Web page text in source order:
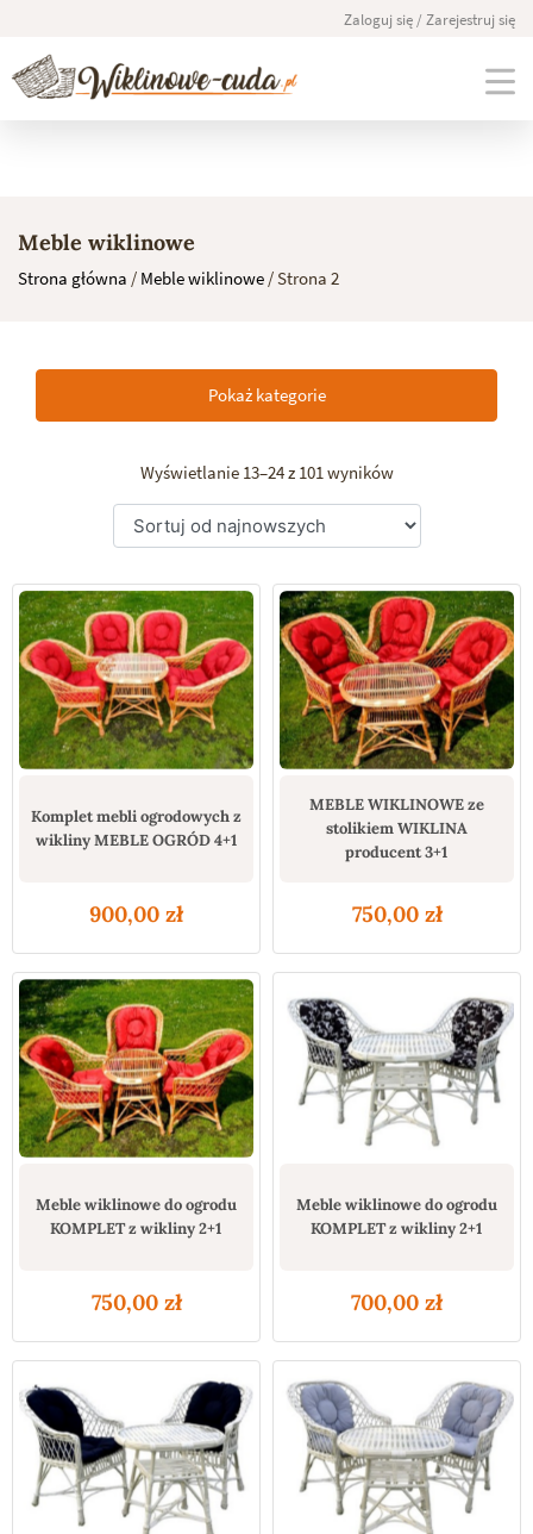
content
Zaloguj się / Zarejestruj się
Meble wiklinowe
Strona główna / Meble wiklinowe / Strona 2
Pokaż kategorie
Wyświetlanie 13–24 z 101 wyników
Komplet mebli ogrodowych z
wikliny MEBLE OGRÓD 4+1
900,00 zł
MEBLE WIKLINOWE ze
stolikiem WIKLINA
producent 3+1
750,00 zł
Meble wiklinowe do ogrodu
KOMPLET z wikliny 2+1
750,00 zł
Meble wiklinowe do ogrodu
KOMPLET z wikliny 2+1
700,00 zł